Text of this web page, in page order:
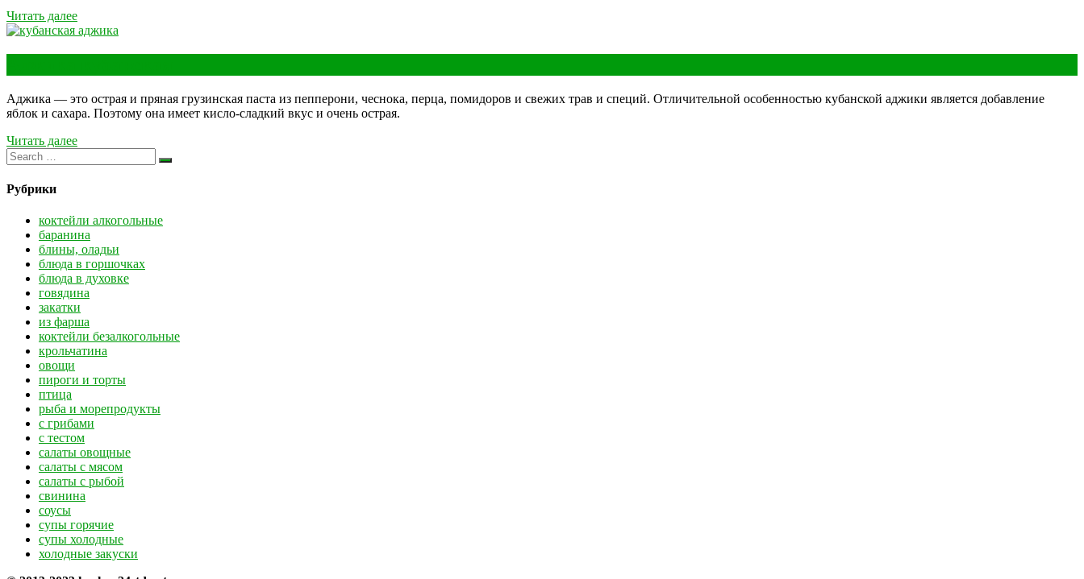
Читать далее
Аджика — это острая и пряная грузинская паста из пепперони, чеснока, перца, помидоров и свежих трав и специй. Отличительной особенностью кубанской аджики является добавление
яблок и сахара. Поэтому она имеет кисло-сладкий вкус и очень острая.
Читать далее
Рубрики
коктейли алкогольные
баранина
блины, оладьи
блюда в горшочках
блюда в духовке
говядина
закатки
из фарша
коктейли безалкогольные
крольчатина
овощи
пироги и торты
птица
рыба и морепродукты
с грибами
с тестом
салаты овощные
салаты с мясом
салаты с рыбой
свинина
соусы
супы горячие
супы холодные
холодные закуски